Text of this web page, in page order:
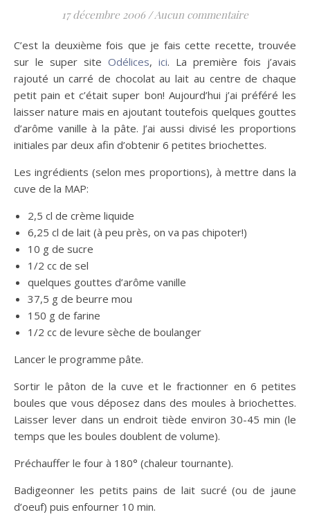
17 décembre 2006 /Aucun commentaire
C’est la deuxième fois que je fais cette recette, trouvée
sur le super site Odélices, ici. La première fois j’avais
rajouté un carré de chocolat au lait au centre de chaque
petit pain et c’était super bon! Aujourd’hui j’ai préféré les
laisser nature mais en ajoutant toutefois quelques gouttes
d’arôme vanille à la pâte. J’ai aussi divisé les proportions
initiales par deux afin d’obtenir 6 petites briochettes.
Les ingrédients (selon mes proportions), à mettre dans la
cuve de la MAP:
2,5 cl de crème liquide
6,25 cl de lait (à peu près, on va pas chipoter!)
10 g de sucre
1/2 cc de sel
quelques gouttes d’arôme vanille
37,5 g de beurre mou
150 g de farine
1/2 cc de levure sèche de boulanger
Lancer le programme pâte.
Sortir le pâton de la cuve et le fractionner en 6 petites
boules que vous déposez dans des moules à briochettes.
Laisser lever dans un endroit tiède environ 30-45 min (le
temps que les boules doublent de volume).
Préchauffer le four à 180° (chaleur tournante).
Badigeonner les petits pains de lait sucré (ou de jaune
d’oeuf) puis enfourner 10 min.